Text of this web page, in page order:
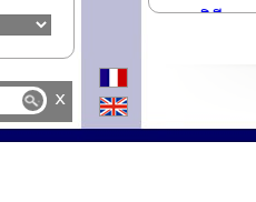
ព្រះរាជពិធីបួ
x